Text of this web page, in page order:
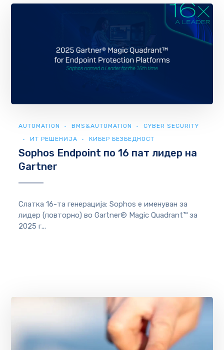
AUTOMATION BMS&AUTOMATION
CYBER SECURITY
ИТ РЕШЕНИЈА
КИБЕР БЕЗБЕДНОСТ
Sophos Endpoint по 16 пат лидер на
Gartner
Слатка 16-та генерација: Sophos е именуван за
лидер (повторно) во Gartner® Magic Quadrant™ за
2025 г...